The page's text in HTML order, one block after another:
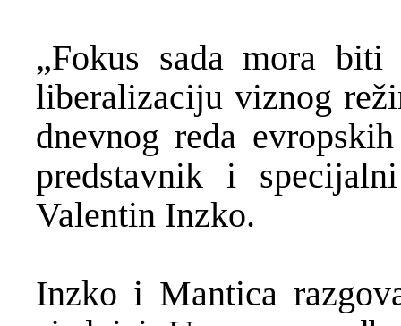
„Fokus sada mora
liberalizaciju viznog
dnevnog reda
predstavnik i
Valentin Inzko.
Inzko i Mantica